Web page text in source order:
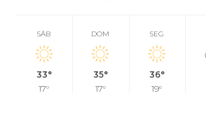
SÁB
33°
17°
DOM
35°
17°
SEG
36°
19°